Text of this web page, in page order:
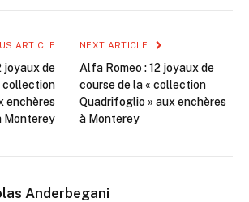
ARTICLE
joyaux de
collection
enchères
Monterey
NEXT ARTICLE
Alfa Romeo : 12 joyaux de
course de la « collection
Quadrifoglio » aux enchères
à Monterey
Anderbegani